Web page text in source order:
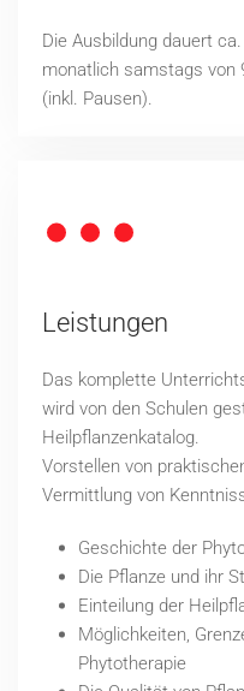
Die Ausbildung dauert
monatlich samstags von
(inkl. Pausen).
Leistungen
Das komplette
wird von den Schulen
Heilpflanzenkatalog.
Vorstellen von
Vermittlung von
Geschichte der
Die Pflanze und ihr
Einteilung der
Möglichkeiten,
Phytotherapie